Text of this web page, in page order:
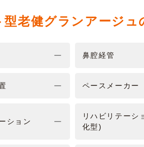
老健グランアージュ
鼻腔経管
ペースメーカー
ション
リハビリテーシ
化型)